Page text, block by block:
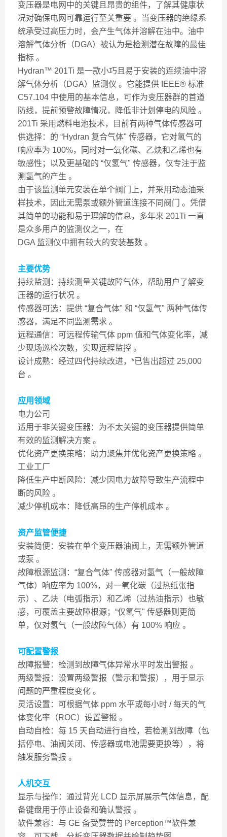
变压器是电网中的关键且昂贵的组件，了解其健康状
况对确保电网可靠运行至关重要 。当变压器的绝缘系
统承受过高压力时，会产生气体并溶解在油中。油中
溶解气体分析（DGA）被认为是检测潜在故障的最佳
指标 。
Hydran™ 201Ti 是一款小巧且易于安装的连续油中溶
解气体分析（DGA）监测仪 。它能提供 IEEE® 标准
C57.104 中使用的基本信息，可作为变压器群的首道
防线，提前预警故障情况，降低非计划停电的风险 。
201Ti 采用燃料电池技术，目前有两种气体传感器可
供选择：的 “Hydran 复合气体" 传感器，它对氢气的
响应率为 100%，同时对一氧化碳、乙炔和乙烯也有
敏感性；以及更基础的 “仅氢气" 传感器，仅专注于监
测氢气的产生 。
由于该监测单元安装在单个阀门上，并采用动态油采
样技术，因此无需泵或额外管道连接不同阀门 。凭借
其简单的功能和易于理解的信息，多年来 201Ti 一直
是众多用户的监测仪之一，在
DGA 监测仪中拥有较大的安装基数 。
主要优势
持续监测：持续测量关键故障气体，帮助用户了解变
压器的运行状况 。
传感器可选：提供 “复合气体" 和 “仅氢气" 两种气体传
感器，满足不同监测需求 。
远程通信：可远程传输气体 ppm 值和气体变化率，减
少现场巡检次数，实现远程监控 。
设计成熟：经过四代持续改进，*已售出超过 25,000
台 。
应用领域
电力公司
适用于非关键变压器：为不太关键的变压器提供简单
有效的监测解决方案 。
优化资产更换策略：助力聚焦并优化资产更换策略 。
工业工厂
降低生产中断风险：减少因电力故障导致生产流程中
断的风险 。
减少停机成本：降低高昂的生产停机成本 。
资产监管便捷
安装简便：安装在单个变压器油阀上，无需额外管道
或泵 。
故障根源监测：“复合气体" 传感器对氢气（一般故障
气体）响应率为 100%，对一氧化碳（过热纸张指
示）、乙炔（电弧指示）和乙烯（过热油指示）也敏
感，可覆盖主要故障根源；“仅氢气" 传感器则更简
单，仅对氢气（一般故障气体）有 100% 响应 。
可配置警报
故障报警：检测到故障气体异常水平时发出警报 。
两级警报：设置两级警报（警示和警报），用于显示
问题的严重程度变化 。
灵活设置：可根据气体 ppm 水平或每小时 / 每天的气
体变化率（ROC）设置警报 。
自动自检：每 15 天自动进行自检，若检测到故障（包
括停电、油阀关闭、传感器或电池需要更换等），将
触发服务警报 。
人机交互
显示与操作：通过背光 LCD 显示屏展示气体信息，配
备键盘用于停止设备和确认警报 。
软件兼容：与 GE 备受赞誉的 Perception™软件兼